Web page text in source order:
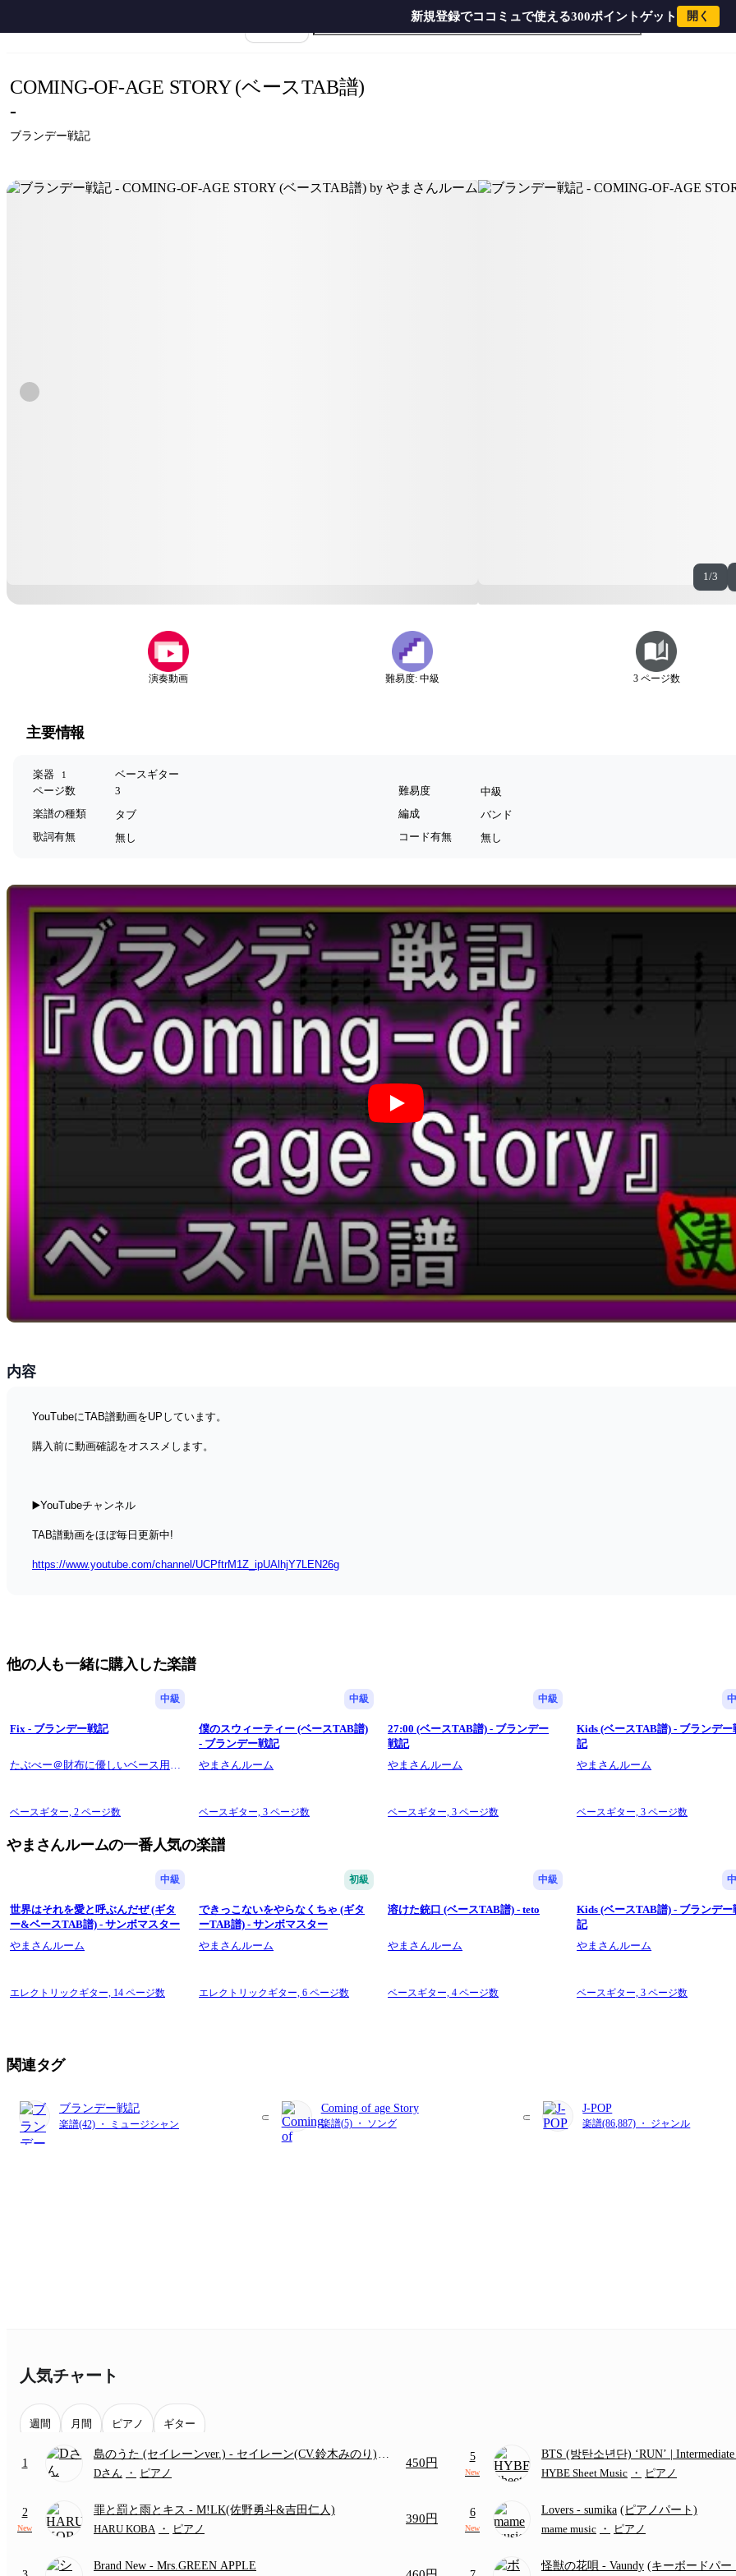
新規登録でココミュで使える300ポイントゲット 開く
ブランデー戦記 - COMING-OF-AGE STORY (ベースTAB譜) by やまさんルーム
COMING-OF-AGE STORY (ベースTAB譜) - ブランデー戦記
1/3
COMING-OF-AGE STORY (ベースTAB譜)
-
ブランデー戦記
演奏動画 難易度: 中級 3 ページ数
主要情報
楽器 1
ベースギター
ページ数
3 難易度
中級
楽譜の種類
タブ 編成
バンド
歌詞有無
無し コード有無 無し
内容
YouTubeにTAB譜動画をUPしています。
購入前に動画確認をオススメします。
▶️YouTubeチャンネル
TAB譜動画をほぼ毎日更新中!
https://www.youtube.com/channel/UCPftrM1Z_ipUAlhjY7LEN26g
他の人も一緒に購入した楽譜
中級
Fix - ブランデー戦記
たぶべー＠財布に優しいベース用楽
ベースギター, 2 ページ数
中級
僕のスウィーティー (ベースTAB譜)
- ブランデー戦記
やまさんルーム
ベースギター,3 ページ数
中級
27:00 (ベースTAB譜) - ブランデー
戦記
やまさんルーム
ベースギター,3 ページ数
Kids (ベースTAB譜) - ブランデー
記
やまさんルーム
ベースギター,3 ページ数
やまさんルームの一番人気の楽譜
中級
世界はそれを愛と呼ぶんだぜ (ギタ
ー&ベースTAB譜) - サンボマスター
やまさんルーム
エレクトリックギター, 14 ページ数
初級
できっこないをやらなくちゃ (ギタ
ーTAB譜) - サンボマスター
やまさんルーム
エレクトリックギター,6 ページ数
中級
溶けた銃口 (ベースTAB譜) - teto
やまさんルーム
ベースギター,4 ページ数
Kids (ベースTAB譜) - ブランデー
記
やまさんルーム
ベースギター,3 ページ数
関連タグ
ブランデー戦記
楽譜(42) ・ ミュージシャン
Coming of age Story
楽譜(5) ・ ソング
J-POP
楽譜(86,887) ・ ジャンル
人気チャート
週間 月間 ピアノ ギター
1
島のうた (セイレーンver.) - セイレーン(CV.鈴木みのり)
(難易度:★★★★☆/歌詞・コード・ペダル付き/『映画ち
Dさん ・ ピアノ
450円
2
New
罪と罰と雨とキス - M!LK(佐野勇斗&吉田仁人)
HARU KOBA
・ ピアノ
390円
Brand New - Mrs.GREEN APPLE
5
New
BTS (방탄소년단) ‘RUN’ | Intermediate
HYBE Sheet Music ・ ピアノ
6
New
Lovers - sumika (ピアノパート)
mame music ・ ピアノ
怪獣の花唄 - Vaundy (キーボードパー